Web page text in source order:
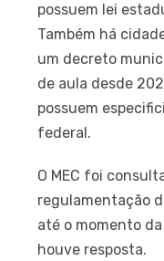
possuem lei
Também há
um decreto
de aula desde
possuem
federal.
O MEC foi
regulamentação
até o momento
houve resposta.